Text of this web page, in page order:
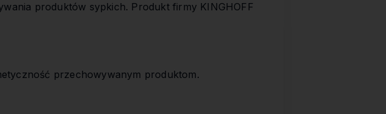
produktów sypkich. Produkt firmy KINGHOFF
przechowywanym produktom.